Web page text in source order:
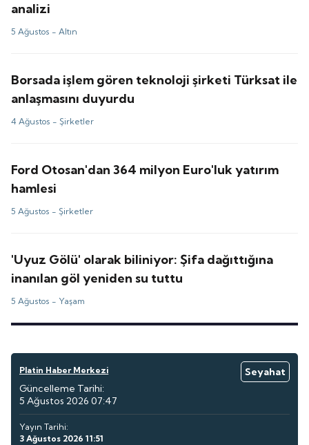
analizi
5 Ağustos -Altın
Borsada işlem gören teknoloji şirketi Türksat ile
anlaşmasını duyurdu
4 Ağustos -Şirketler
Ford Otosan'dan 364 milyon Euro'luk yatırım
hamlesi
5 Ağustos -Şirketler
'Uyuz Gölü' olarak biliniyor: Şifa dağıttığına
inanılan göl yeniden su tuttu
5 Ağustos - Yaşam
Platin Haber Merkezi
Seyahat
Güncelleme Tarihi:
5 Ağustos 2026 07:47
Yayın Tarihi:
3 Ağustos 2026 11:51